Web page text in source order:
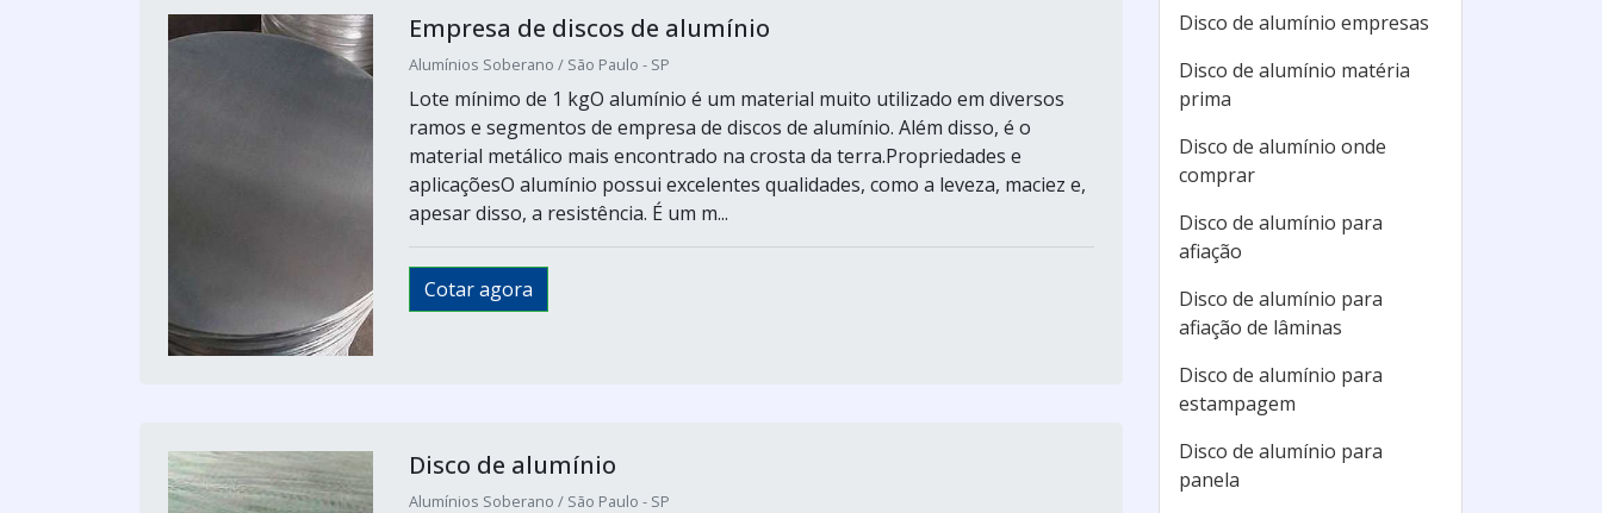
Empresa de discos de alumínio
Alumínios Soberano / São Paulo - SP
Lote mínimo de 1 kgO alumínio é um material muito utilizado em diversos
ramos e segmentos de empresa de discos de alumínio. Além disso, é o
material metálico mais encontrado na crosta da terra.Propriedades e
aplicaçõesO alumínio possui excelentes qualidades, como a leveza, maciez e,
apesar disso, a resistência. É um m...
Cotar agora
Disco de alumínio
Alumínios Soberano / São Paulo - SP
Disco de alumínio empresas
Disco de alumínio matéria
prima
Disco de alumínio onde
comprar
Disco de alumínio para
afiação
Disco de alumínio para
afiação de lâminas
Disco de alumínio para
estampagem
Disco de alumínio para
panela